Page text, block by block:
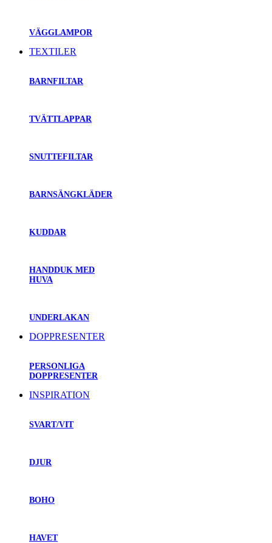
VÄGGLAMPOR
TEXTILER
BARNFILTAR
TVÄTTLAPPAR
SNUTTEFILTAR
BARNSÄNGKLÄDER
KUDDAR
HANDDUK MED
HUVA
UNDERLAKAN
DOPPRESENTER
PERSONLIGA
DOPPRESENTER
INSPIRATION
SVART/VIT
DJUR
BOHO
HAVET